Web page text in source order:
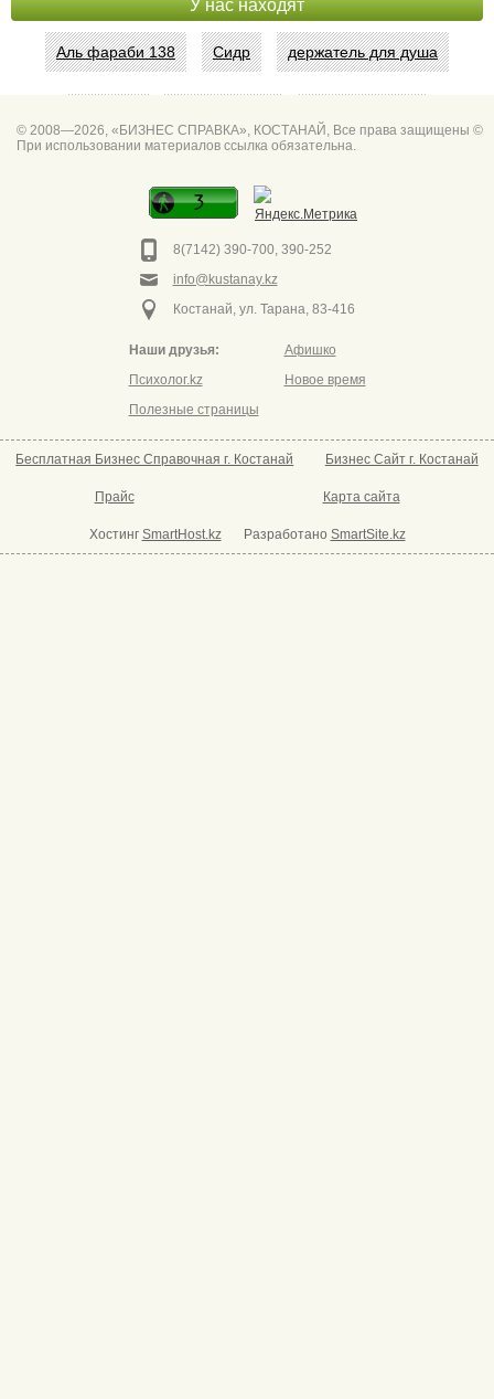
У нас находят
Аль фараби 138 Сидр держатель для душа
© 2008—2026, «БИЗНЕС СПРАВКА», КОСТАНАЙ, Все права защищены ©
При использовании материалов ссылка обязательна.
8(7142) 390-700, 390-252
info@kustanay.kz
Костанай, ул. Тарана, 83-416
Наши друзья:
Психолог.kz
Полезные страницы
Афишко
Новое время
Бесплатная Бизнес Справочная г. Костанай Бизнес Сайт г. Костанай
Прайс Карта сайта
Хостинг SmartHost.kz Разработано SmartSite.kz